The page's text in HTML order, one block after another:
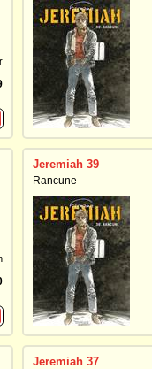
Jeremiah 39
Rancune
Jeremiah 37